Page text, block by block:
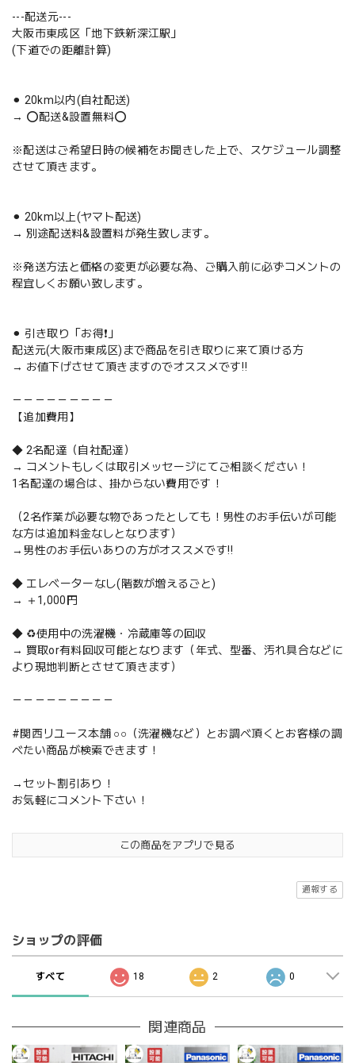
---配送元---
大阪市東成区「地下鉄新深江駅」
(下道での距離計算)
⚫︎ 20km以内(自社配送)
→ ⭕️配送&設置無料⭕️
※配送はご希望日時の候補をお聞きした上で、スケジュール調整
させて頂きます。
⚫︎ 20km以上(ヤマト配送)
→ 別途配送料&設置料が発生致します。
※発送方法と価格の変更が必要な為、ご購入前に必ずコメントの
程宜しくお願い致します。
⚫︎ 引き取り「お得❗️」
配送元(大阪市東成区)まで商品を引き取りに来て頂ける方
→ お値下げさせて頂きますのでオススメです‼️
－－－－－－－－－
【追加費用】
◆ 2名配達（自社配達）
→ コメントもしくは取引メッセージにてご相談ください！
1名配達の場合は、掛からない費用です！
（2名作業が必要な物であったとしても！男性のお手伝いが可能
な方は追加料金なしとなります）
→男性のお手伝いありの方がオススメです‼️
◆ エレベーターなし(階数が増えるごと)
→ ＋1,000円
◆ ♻️使用中の洗濯機・冷蔵庫等の回収
→ 買取or有料回収可能となります（年式、型番、汚れ具合などに
より現地判断とさせて頂きます）
－－－－－－－－－
#関西リユース本舗 ○○（洗濯機など）とお調べ頂くとお客様の調
べたい商品が検索できます！
→セット割引あり！
お気軽にコメント下さい！
この商品をアプリで見る
通報する
ショップの評価
すべて 18 2 0
関連商品